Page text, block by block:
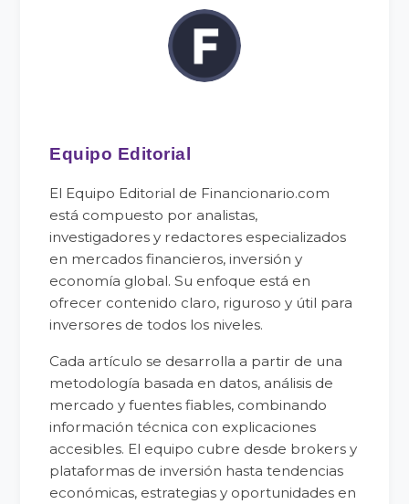
Equipo Editorial
El Equipo Editorial de Financionario.com
está compuesto por analistas,
investigadores y redactores especializados
en mercados financieros, inversión y
economía global. Su enfoque está en
ofrecer contenido claro, riguroso y útil para
inversores de todos los niveles.
Cada artículo se desarrolla a partir de una
metodología basada en datos, análisis de
mercado y fuentes fiables, combinando
información técnica con explicaciones
accesibles. El equipo cubre desde brokers y
plataformas de inversión hasta tendencias
económicas, estrategias y oportunidades en